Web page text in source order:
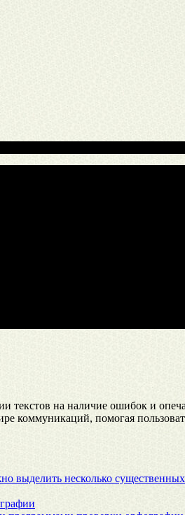
текстов на наличие ошибок и
коммуникаций, помогая
выделить несколько